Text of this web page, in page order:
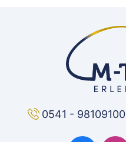
0541 - 98109100